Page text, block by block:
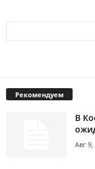
Рекомендуем
В
Авг 9,